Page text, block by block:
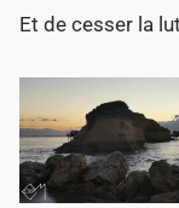
Et de cesser la